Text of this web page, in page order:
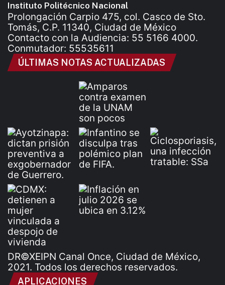
Instituto Politécnico Nacional
Prolongación Carpio 475, col. Casco de Sto.
Tomás, C.P. 11340, Ciudad de México
Contacto con la Audiencia: 55 5166 4000.
Conmutador: 55535611
ÚLTIMAS NOTAS ACTUALIZADAS
DR©XEIPN Canal Once, Ciudad de México,
2021. Todos los derechos reservados.
APLICACIONES